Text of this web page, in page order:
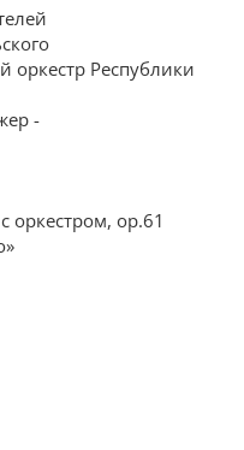
оркестр Республики
-
оркестром, ор.61